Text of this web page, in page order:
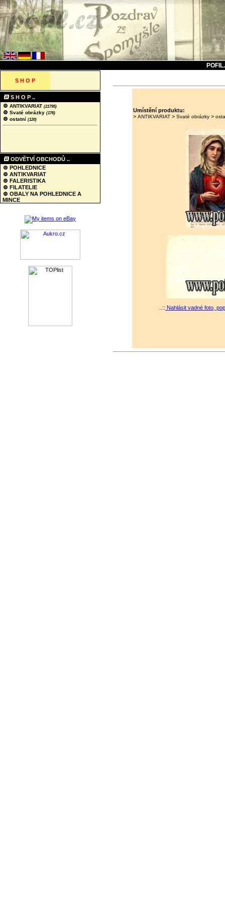
S H O P
S H O P ..
ANTIKVARIAT (21795)
Svaté obrázky (176)
ostatní (120)
ODVĚTVÍ OBCHODŮ ..
POHLEDNICE
ANTIKVARIAT
FALERISTIKA
FILATELIE
OBALY NA POHLEDNICE A
MINCE
Umístění produktu:
>ANTIKVARIAT >Svaté obrázky>
..:: Nahlásit vadné foto,